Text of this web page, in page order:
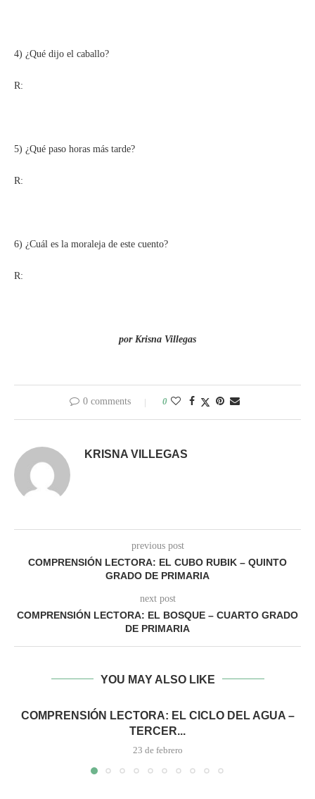
4) ¿Qué dijo el caballo?
R:
5) ¿Qué paso horas más tarde?
R:
6) ¿Cuál es la moraleja de este cuento?
R:
por Krisna Villegas
0 comments 0
KRISNA VILLEGAS
previous post
COMPRENSIÓN LECTORA: EL CUBO RUBIK – QUINTO
GRADO DE PRIMARIA
next post
COMPRENSIÓN LECTORA: EL BOSQUE – CUARTO GRADO
DE PRIMARIA
YOU MAY ALSO LIKE
COMPRENSIÓN LECTORA: EL CICLO DEL AGUA –
TERCER...
23 de febrero